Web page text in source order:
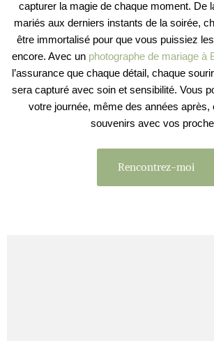
capturer la magie de chaque moment. De
mariés aux derniers instants de la soirée,
être immortalisé pour que vous puissiez
encore. Avec un photographe de mariage à
l’assurance que chaque détail, chaque
sera capturé avec soin et sensibilité. Vous
votre journée, même des années après,
souvenirs avec vos
Rencontrez-moi